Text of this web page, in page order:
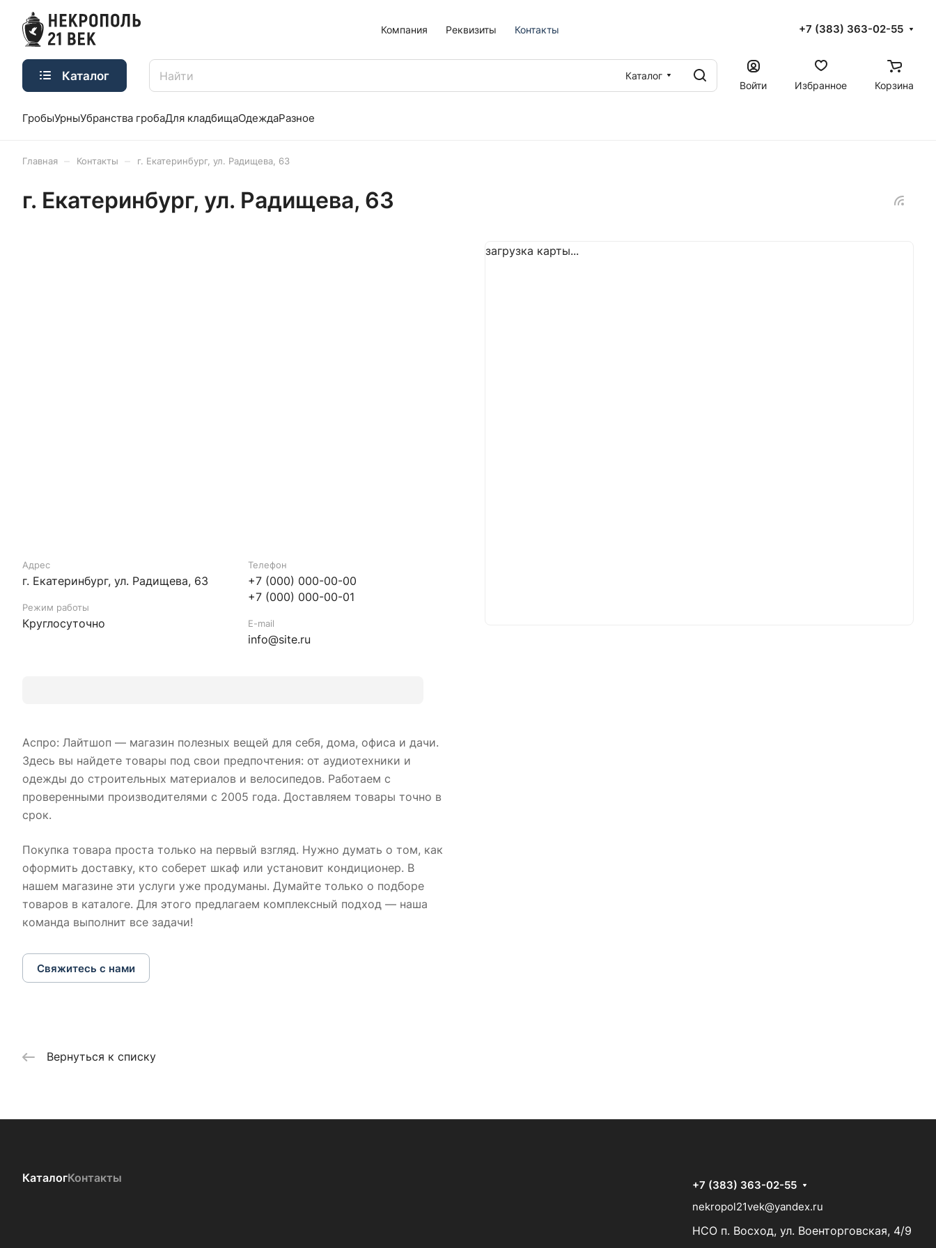
Компания Реквизиты Контакты +7 (383) 363-02-55
Каталог
Каталог
Войти
Избранное Корзина
ГробыУрныУбранства гробаДля кладбищаОдеждаРазное
Главная Контакты г. Екатеринбург, ул. Радищева, 63
г. Екатеринбург, ул. Радищева, 63
Адрес
г. Екатеринбург, ул. Радищева, 63
Режим работы
Круглосуточно
Телефон
+7 (000) 000-00-00
+7 (000) 000-00-01
E-mail
info@site.ru
Аспро: Лайтшоп — магазин полезных вещей для себя, дома, офиса и дачи.
Здесь вы найдете товары под свои предпочтения: от аудиотехники и
одежды до строительных материалов и велосипедов. Работаем с
проверенными производителями с 2005 года. Доставляем товары точно в
срок.
Покупка товара проста только на первый взгляд. Нужно думать о том, как
оформить доставку, кто соберет шкаф или установит кондиционер. В
нашем магазине эти услуги уже продуманы. Думайте только о подборе
товаров в каталоге. Для этого предлагаем комплексный подход — наша
команда выполнит все задачи!
Свяжитесь с нами
загрузка карты...
Вернуться к списку
КаталогКонтакты
+7 (383) 363-02-55
nekropol21vek@yandex.ru
НСО п. Восход, ул. Военторговская, 4/9